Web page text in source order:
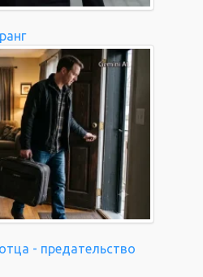
- предательство